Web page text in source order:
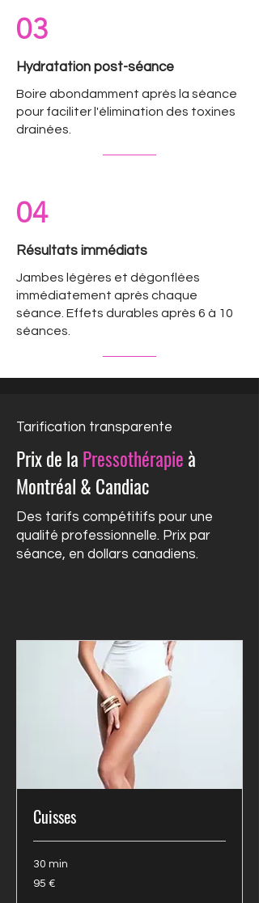
03
Hydratation post-séance
Boire abondamment après la séance
pour faciliter l'élimination des toxines
drainées.
04
Résultats immédiats
Jambes légères et dégonflées
immédiatement après chaque
séance. Effets durables après 6 à 10
séances.
Tarification transparente
Prix de la Pressothérapie à
Montréal & Candiac
Des tarifs compétitifs pour une
qualité professionnelle. Prix par
séance, en dollars canadiens.
Cuisses
30 min
95 euros
95 €